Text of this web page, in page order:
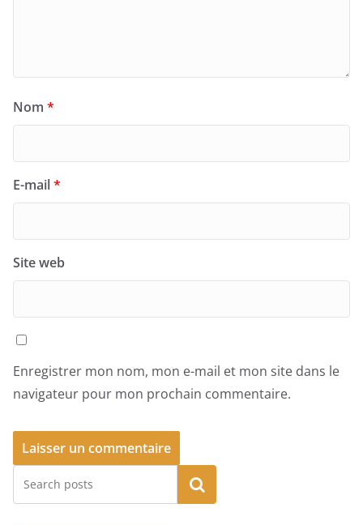
Nom *
E-mail*
Site web
Enregistrer mon nom, mon e-mail et mon site dans le
navigateur pour mon prochain commentaire.
Rechercher